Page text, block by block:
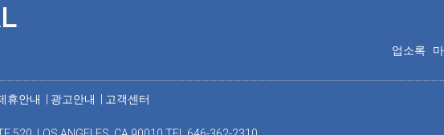
업소록
휴안내 | 광고안내 고객센터